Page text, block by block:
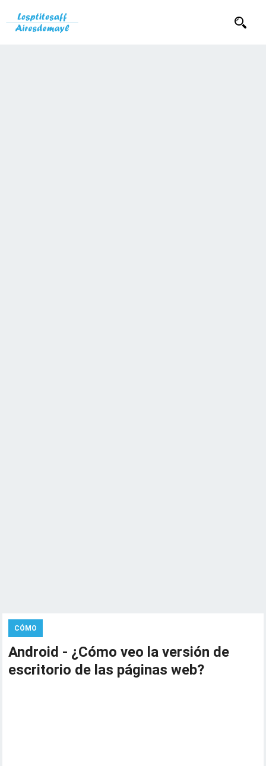
CÓMO
Android - ¿Cómo veo la versión de
escritorio de las páginas web?